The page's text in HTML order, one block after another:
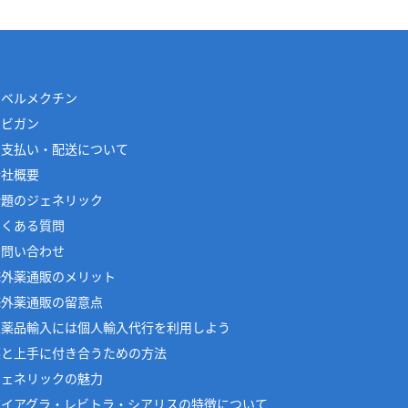
ルメクチン
ガン
払い・配送について
概要
のジェネリック
ある質問
い合わせ
薬通販のメリット
薬通販の留意点
品輸入には個人輸入代行を利用しよう
上手に付き合うための方法
ネリックの魅力
アグラ・レビトラ・シアリスの特徴について